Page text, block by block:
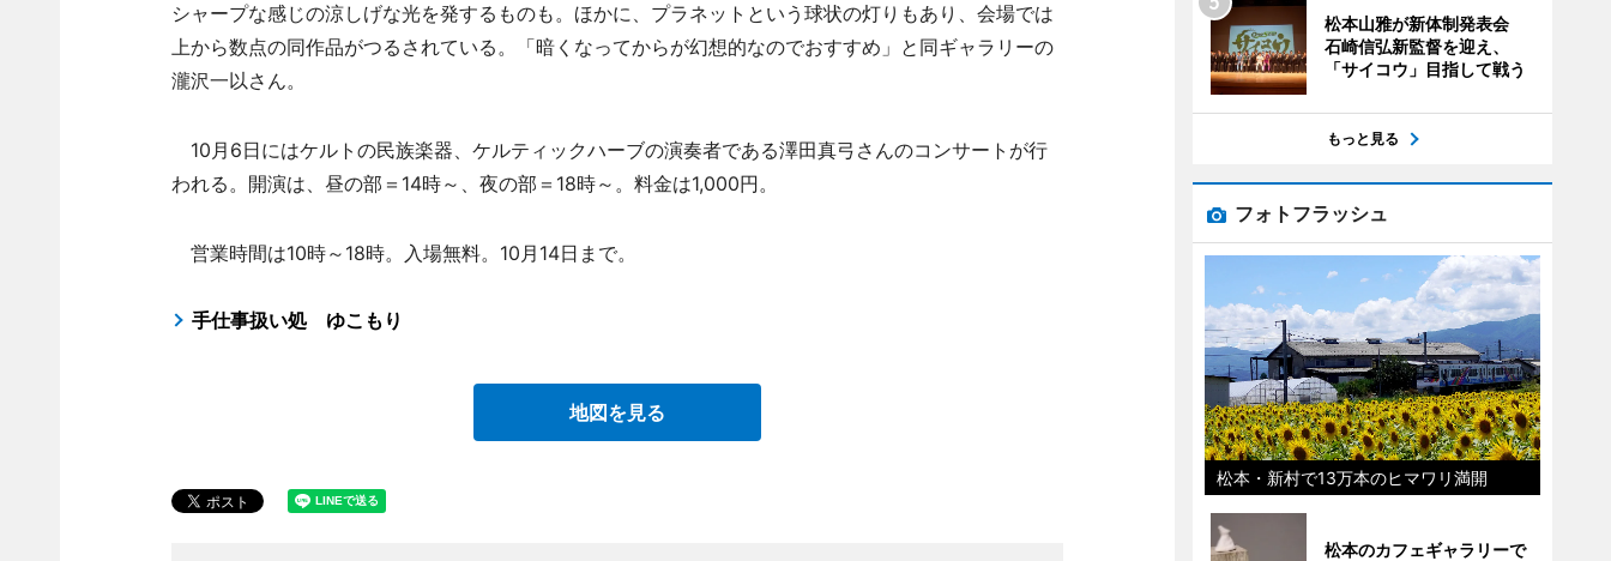
シャープな感じの涼しげな光を発するものも。ほかに、プラネットという球状の灯りもあり、会場では
上から数点の同作品がつるされている。「暗くなってからが幻想的なのでおすすめ」と同ギャラリーの
瀧沢一以さん。
10月6日にはケルトの民族楽器、ケルティックハーブの演奏者である澤田真弓さんのコンサートが行
われる。開演は、昼の部＝14時～、夜の部＝18時～。料金は1,000円。
営業時間は10時～18時。入場無料。10月14日まで。
手仕事扱い処 ゆこもり
地図を見る
松本山雅が新体制発表会
石崎信弘新監督を迎え、
「サイコウ」目指して戦う
もっと見る
フォトフラッシュ
松本・新村で13万本のヒマワリ満開
松本のカフェギャラリーで